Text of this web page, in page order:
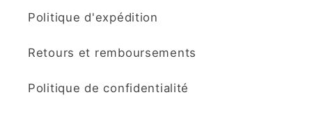
Politique d'expédition
Retours et remboursements
Politique de confidentialité